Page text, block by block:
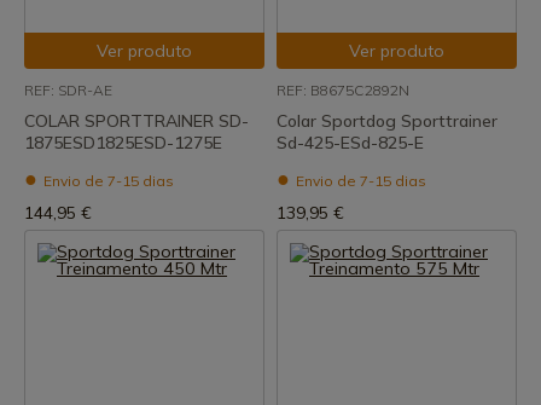
Ver produto
REF: SDR-AE
COLAR SPORTTRAINER SD-
1875ESD1825ESD-1275E
Envio de 7-15 dias
144,95 €
Ver produto
REF: B8675C2892N
Colar Sportdog Sporttrainer
Sd-425-ESd-825-E
Envio de 7-15 dias
139,95 €